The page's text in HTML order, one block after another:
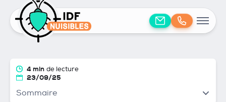
4 min de lecture
23/09/25
Sommaire